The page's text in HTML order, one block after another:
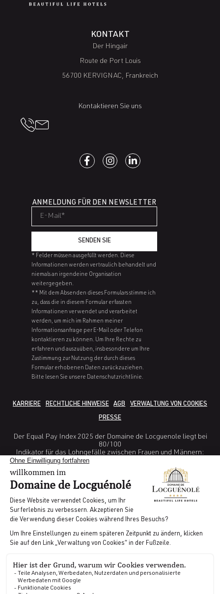
KONTAKT
Der Hingair
Route de Port Louis
56700 KERVIGNAC, Frankreich
Kontaktieren Sie uns
ANMELDUNG FÜR DEN NEWSLETTER
SENDEN SIE
* Felder müssen ausgefüllt werden. Diese
Informationen werden vertraulich behandelt und
niemals an irgendeine Organisation
weitergegeben.
** Mit dem Absenden dieses Formulars stimme ich
zu, dass die in diesem Formular erfassten
Informationen verwendet und verarbeitet
werden, um mich im Rahmen meiner
Informationsanfrage per E-Mail oder Telefon
kontaktieren zu können. Um Ihre Rechte zu
erfahren und auszuüben, insbesondere um Ihre
Zustimmung zur Nutzung der durch dieses
Formular erhobenen Daten zurückzuziehen.
Bitte lesen Sie unsere Datenschutzrichtlinie.
KARRIERE RECHTLICHE HINWEISE AGB VERWALTUNG VON COOKIES
PRESSE
Der Equal Pay Index 2025 der Domaine de Locguenole liegt bei
80/100
Indikator für das Lohngefälle zwischen Frauen und Männern:
Indikator Unterschied in den Erhöhungsraten zwischen Frauen
Indikator Prozentsatz der weiblichen Angestellten, die innerhalb
eines Jahres nach ihrer Rückkehr aus dem Mutterschaftsurlaub
eine Gehaltserhöhung erhalten: nicht berechenbar
Indikator Anzahl der Beschäftigten des unterrepräsentierten
Geschlechts unter den 10 höchsten Gehältern 5/10
GDS CODES | AMADEUS : WBLRTCDL | GALILEO : WB 11681 |
SABRE : WB028581 | WORLDSPAN : WBNB09
Realisiert von